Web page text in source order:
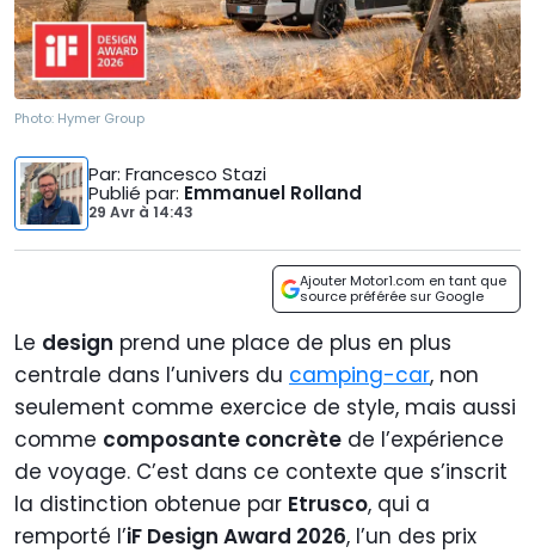
Photo: Hymer Group
Par: Francesco Stazi
Publié par: Emmanuel Rolland
29 Avr à 14:43
Ajouter Motor1.com en tant que
source préférée sur Google
Le design prend une place de plus en plus
centrale dans l’univers du camping-car, non
seulement comme exercice de style, mais aussi
comme composante concrète de l’expérience
de voyage. C’est dans ce contexte que s’inscrit
la distinction obtenue par Etrusco, qui a
remporté l’iF Design Award 2026, l’un des prix